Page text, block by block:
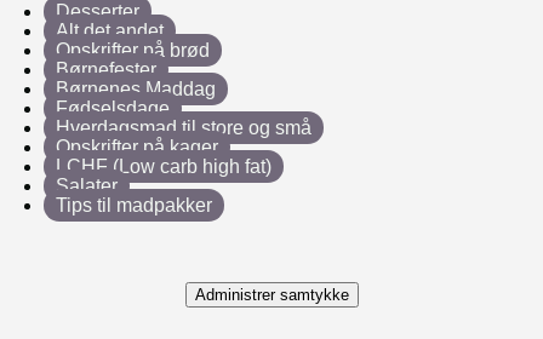
Desserter
Alt det andet
Opskrifter på brød
Børnefester
Børnenes Maddag
Fødselsdage
Hverdagsmad til store og små
Opskrifter på kager
LCHF (Low carb high fat)
Salater
Tips til madpakker
Administrer samtykke